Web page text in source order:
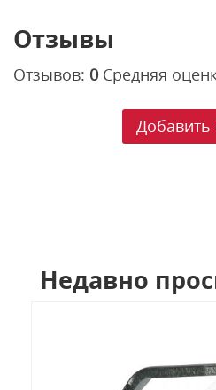
Отзывы
Отзывов: 0 Средняя
Добавить
Недавно